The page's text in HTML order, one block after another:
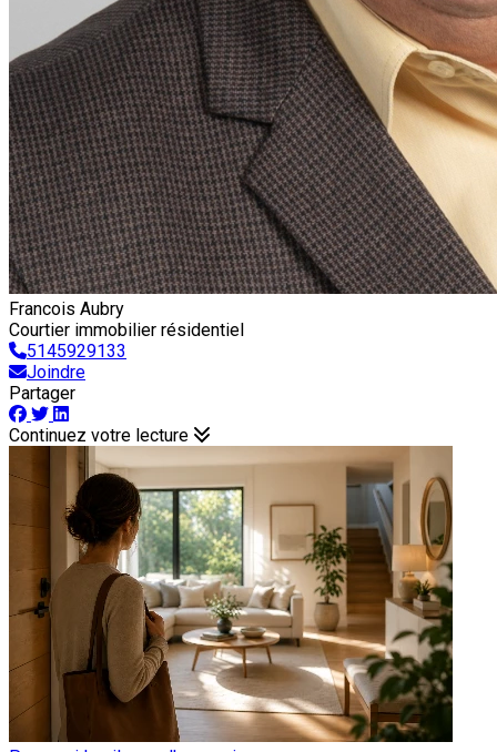
Francois Aubry
Courtier immobilier résidentiel
5145929133
Joindre
Partager
Continuez votre lecture